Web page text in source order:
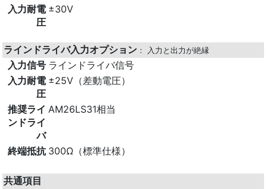
入力耐電
圧
±30V
ラインドライバ入力オプション ： 入力と出力が絶縁
入力信号 ラインドライバ信号
入力耐電
圧
±25V（差動電圧）
推奨ライ
ンドライ
バ
AM26LS31相当
終端抵抗 300Ω（標準仕様）
共通項目